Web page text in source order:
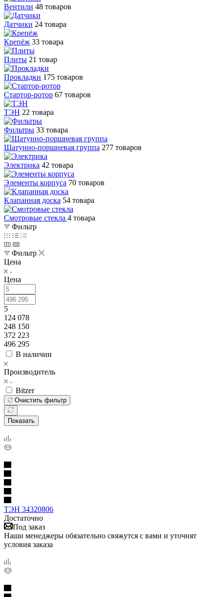
Вентили 48 товаров
Датчики 24 товара
Крепёж 33 товара
Плиты 21 товар
Прокладки 175 товаров
Стартор-ротор 67 товаров
ТЭН 22 товара
Фильтры 33 товара
Шатунно-поршневая группа 277 товаров
Электрика 42 товара
Элементы корпуса 70 товаров
Клапанная доска 54 товара
Смотровые стекла 4 товара
Фильтр
Фильтр
Цена
Цена
5
124 078
248 150
372 223
496 295
В наличии
Производитель
Bitzer
Очистить фильтр
Показать
ТЭН 34320806
Достаточно
Под заказ
Наши менеджеры обязательно свяжутся с вами и уточнят
условия заказа